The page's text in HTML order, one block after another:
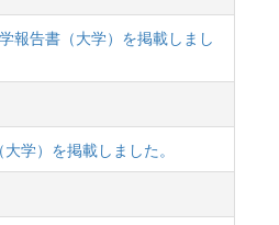
報告書（大学）を掲載しまし
学）を掲載しました。